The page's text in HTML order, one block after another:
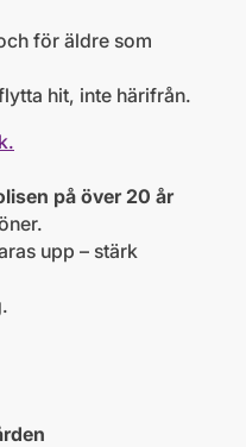
för äldre som
hit, inte härifrån.
på över 20 år
upp – stärk